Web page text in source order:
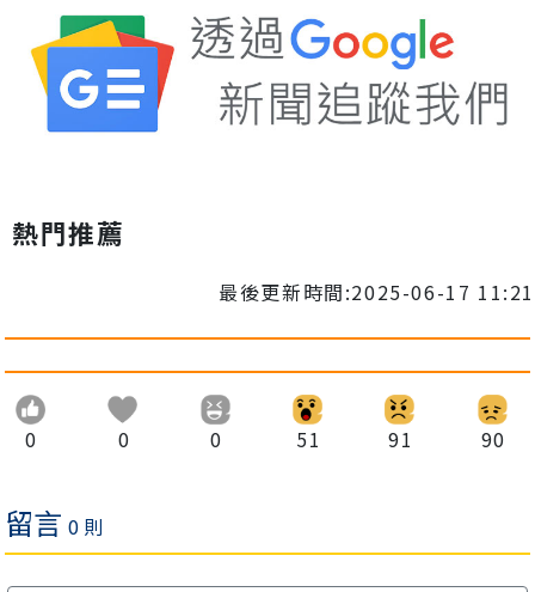
熱門推薦
最後更新時間:2025-06-17 11:21
0 0 0 51 91 90